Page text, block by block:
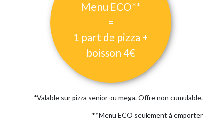
Menu ECO**
=
1 part de pizza +
boisson 4€
*Valable sur pizza senior ou mega. Offre non cumulable.
**Menu ECO seulement à emporter